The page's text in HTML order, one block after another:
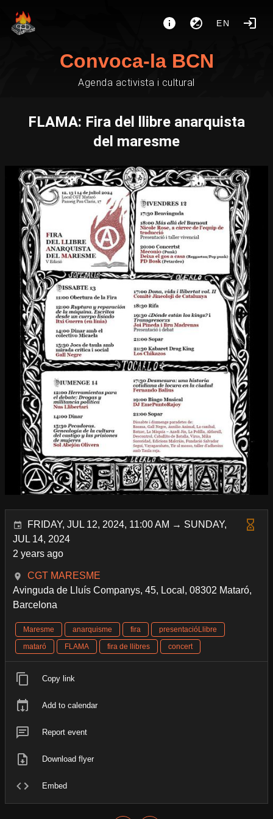
EN
Convoca-la BCN
Agenda activista i cultural
FLAMA: Fira del llibre anarquista
del maresme
FRIDAY, JUL 12, 2024, 11:00 AM → SUNDAY,
JUL 14, 2024
2 years ago
CGT MARESME
Avinguda de Lluís Companys, 45, Local, 08302 Mataró,
Barcelona
Maresme anarquisme fira
presentacióLlibre
mataró
FLAMA fira de llibres concert
Copy link
Add to calendar
Report event
Download flyer
Embed